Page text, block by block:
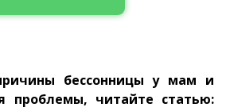
бессонницы у мам и
проблемы, читайте статью: